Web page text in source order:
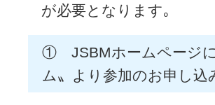
が必要となります｡
① JSBMホームページに
ム〟より参加のお申し込